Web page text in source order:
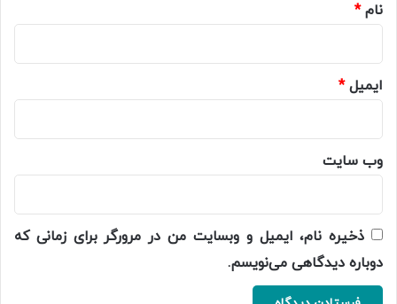
نام*
ایمیل*
وب‌ سایت
ذخیره نام، ایمیل و وبسایت من در مرورگر برای زمانی که
دوباره دیدگاهی می‌نویسم.